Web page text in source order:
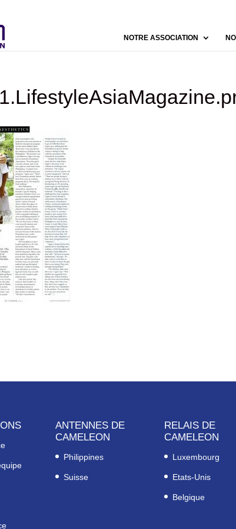
NOTRE ASSOCIATION
ANTENNES DE
CAMELEON
Philippines
Suisse
RELAIS DE
CAMELEON
Luxembourg
Etats-Unis
Belgique